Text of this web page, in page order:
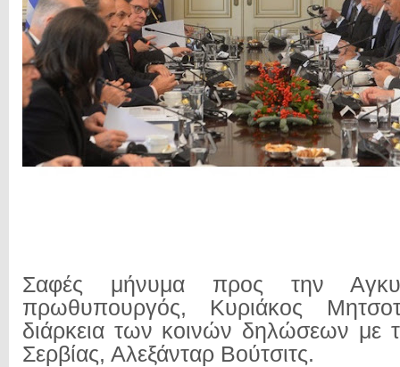
Σαφές μήνυμα προς την
πρωθυπουργός, Κυριάκος
διάρκεια των κοινών δηλώσεων με
Σερβίας, Αλεξάνταρ Βούτσιτς.